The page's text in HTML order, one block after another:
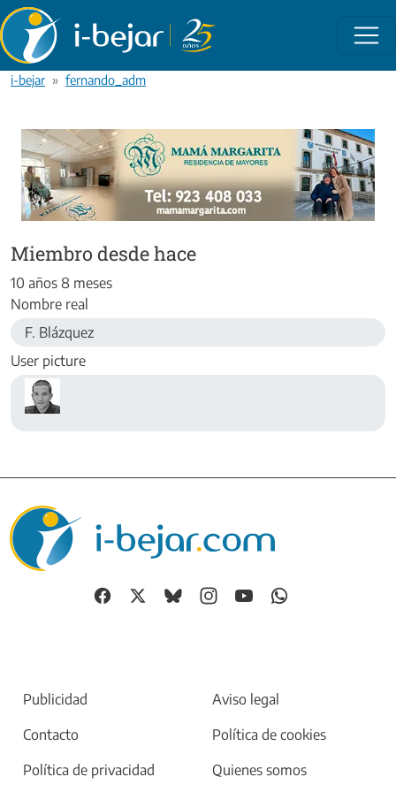
Pasar al contenido principal
i-bejar fernando_adm
Miembro desde hace
10 años 8 meses
Nombre real
F. Blázquez
User picture
Publicidad
Aviso legal
Contacto
Política de cookies
Política de privacidad
Quienes somos